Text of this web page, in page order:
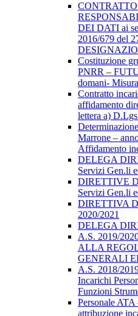
DEI DATI ai
2016/679 del
Costituzione
PNRR –
domani-
Contratto
affidamento
lettera a)
Marrone –
Affidamento
DELEGA
Servizi Gen.li
DIRETTIVE
Servizi Gen.li
DIRETTIVA
2020/2021
DELEGA
A.S. 2019/
ALLA
GENERALI
A.S. 2018/
Incarichi
Funzioni
Personale
attribuzione